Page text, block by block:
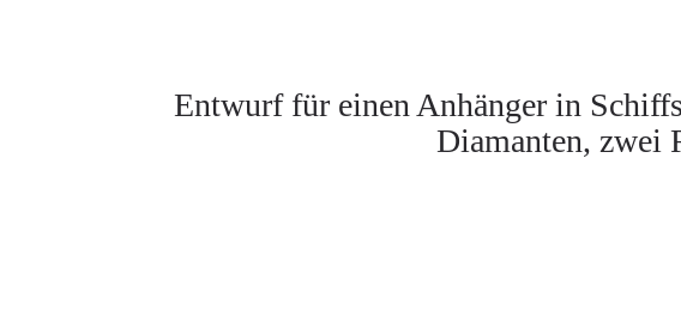
Entwurf für einen Anhänger in
Diamanten, zwei